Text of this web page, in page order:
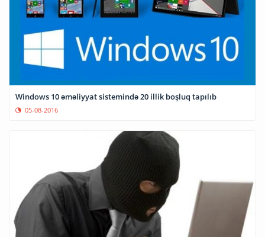
Windows 10 əməliyyat sistemində 20 illik boşluq tapılıb
05-08-2016